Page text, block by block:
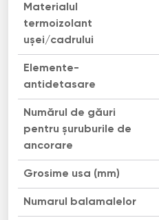
Materialul
termoizolant
uşei/cadrului
Elemente-
antidetasare
Numărul de găuri
pentru șuruburile de
ancorare
Grosime usa (mm)
Numarul balamalelor